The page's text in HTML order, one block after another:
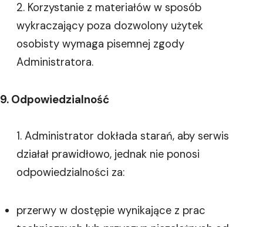
Korzystanie z materiałów w sposób
wykraczający poza dozwolony użytek
osobisty wymaga pisemnej zgody
Administratora.
9. Odpowiedzialność
Administrator dokłada starań, aby serwis
działał prawidłowo, jednak nie ponosi
odpowiedzialności za:
przerwy w dostępie wynikające z prac